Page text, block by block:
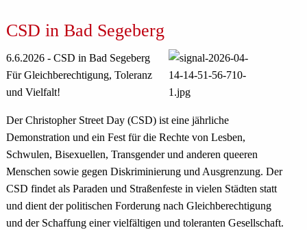
CSD in Bad Segeberg
6.6.2026 - CSD in Bad Segeberg
Für Gleichberechtigung, Toleranz
und Vielfalt!
Der Christopher Street Day (CSD) ist eine jährliche
Demonstration und ein Fest für die Rechte von Lesben,
Schwulen, Bisexuellen, Transgender und anderen queeren
Menschen sowie gegen Diskriminierung und Ausgrenzung. Der
CSD findet als Paraden und Straßenfeste in vielen Städten statt
und dient der politischen Forderung nach Gleichberechtigung
und der Schaffung einer vielfältigen und toleranten Gesellschaft.